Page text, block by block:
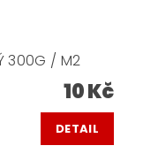
300G / M2
10 Kč
DETAIL